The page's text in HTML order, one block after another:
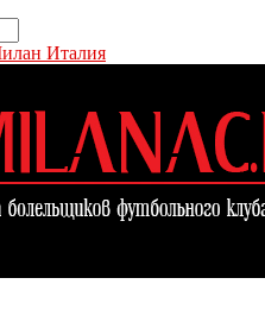
Италия